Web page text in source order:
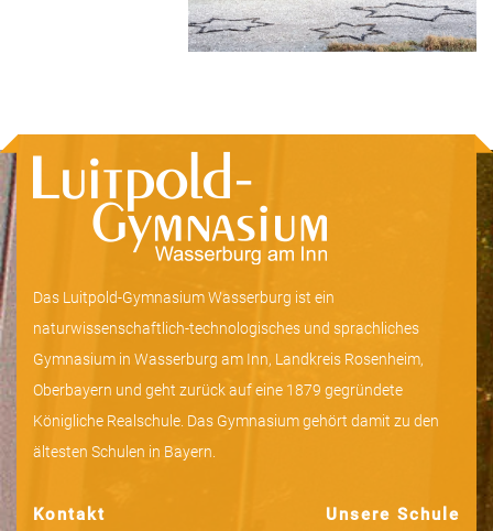
Das Luitpold-Gymnasium Wasserburg ist ein
naturwissenschaftlich-technologisches und sprachliches
Gymnasium in Wasserburg am Inn, Landkreis Rosenheim,
Oberbayern und geht zurück auf eine 1879 gegründete
Königliche Realschule. Das Gymnasium gehört damit zu den
ältesten Schulen in Bayern.
Kontakt Unsere Schule